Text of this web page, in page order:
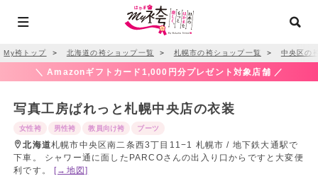
My袴トップ ＞ 北海道の袴ショップ一覧 ＞ 札幌市の袴ショップ一覧 ＞ 中央区の
＼ Amazonギフトカード1,000円分プレゼント対象店舗 ／
写真工房ぱれっと札幌中央店の衣装
女性袴 男性袴 教員向け袴 ブーツ
北海道札幌市中央区南二条西3丁目11−1 札幌市 / 地下鉄大通駅で
下車。 シャワー通に面したPARCOさんの出入り口からですと大変便
利です。[→地図]